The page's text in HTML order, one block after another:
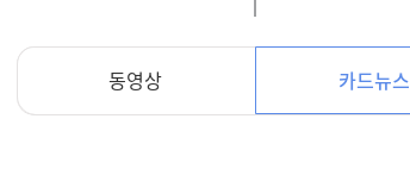
동영상 카드뉴스